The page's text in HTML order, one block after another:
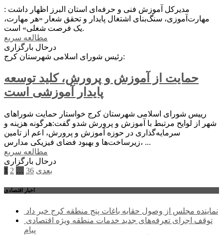
مدیرکل آموزش فنی و حرفه‌ای استان البرز اظهار داشت :
مهارت‌آموزی، سنگ‌بنای اشتغال پایدار و تحقق شعار «هر مهارت،
یک فرصت شغلی» است.
مطالعه سریع
درحال بارگزاری
رئیس شورای اسلامی شهرستان کرج:
حمایت از آموزش و پرورش، کلید توسعه
پایدار آموزشی است
رییس شورای اسلامی شهرستان کرج خواستار حمایت شوراهای
شهر از لوایح مرتبط با آموزش و پرورش شدو گفت:هرگونه هزینه و
سرمایه‌گذاری در حوزه آموزش و پرورش، اعم از تامین
زیرساخت‌ها و بهبود فضای فیزیکی مدارس، ...
مطالعه سریع
درحال بارگزاری
صفحه‌بندی
نوشته‌ها
1 2 … 36 بعدی
اخبار اقتصادی
نماینده مجلس از وصول حقابه باغات پنج منطقه کرج خبر داد
پیام